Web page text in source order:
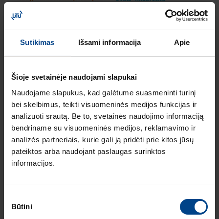
Sutikimas Išsami informacija Apie
Šioje svetainėje naudojami slapukai
Naudojame slapukus, kad galėtume suasmeninti turinį
bei skelbimus, teikti visuomeninės medijos funkcijas ir
analizuoti srautą. Be to, svetainės naudojimo informaciją
bendriname su visuomeninės medijos, reklamavimo ir
analizės partneriais, kurie gali ją pridėti prie kitos jūsų
pateiktos arba naudojant paslaugas surinktos
informacijos.
pasirinkimas
Būtini
Dalintis šiuo straipsniu
Dalintis „Facebook"Dalintis „Twitter"Dalintis „LinkedIn"
Susiję straipsniai
Specialus HAGER pasiūlymas BK grupės verslo